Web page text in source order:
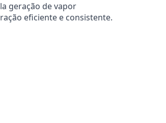
geração de vapor
eficiente e consistente.